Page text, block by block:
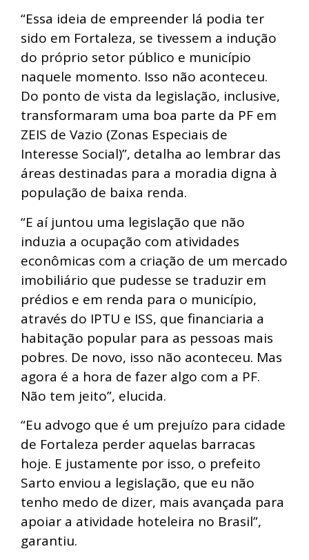
“Essa ideia de empreender lá podia ter
sido em Fortaleza, se tivessem a indução
do próprio setor público e município
naquele momento. Isso não aconteceu.
Do ponto de vista da legislação, inclusive,
transformaram uma boa parte da PF em
ZEIS de Vazio (Zonas Especiais de
Interesse Social)”, detalha ao lembrar das
áreas destinadas para a moradia digna à
população de baixa renda.
“E aí juntou uma legislação que não
induzia a ocupação com atividades
econômicas com a criação de um mercado
imobiliário que pudesse se traduzir em
prédios e em renda para o município,
através do IPTU e ISS, que financiaria a
habitação popular para as pessoas mais
pobres. De novo, isso não aconteceu. Mas
agora é a hora de fazer algo com a PF.
Não tem jeito”, elucida.
“Eu advogo que é um prejuízo para cidade
de Fortaleza perder aquelas barracas
hoje. E justamente por isso, o prefeito
Sarto enviou a legislação, que eu não
tenho medo de dizer, mais avançada para
apoiar a atividade hoteleira no Brasil”,
garantiu.